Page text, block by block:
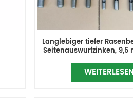
Langlebiger tiefer
Seitenauswurfzinken, 9,5
WEITERLESEN